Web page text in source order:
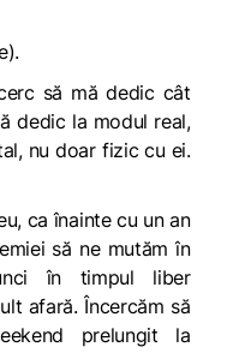
să mă dedic cât
dedic la modul real,
nu doar fizic cu ei.
ca înainte cu un an
să ne mutăm în
în timpul liber
afară. Încercăm să
prelungit la